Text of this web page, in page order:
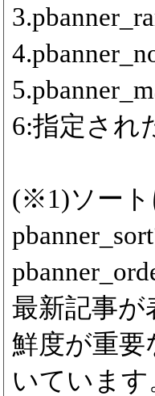
6:指定され
(※1)ソート
最新記事が
鮮度が重要
いています